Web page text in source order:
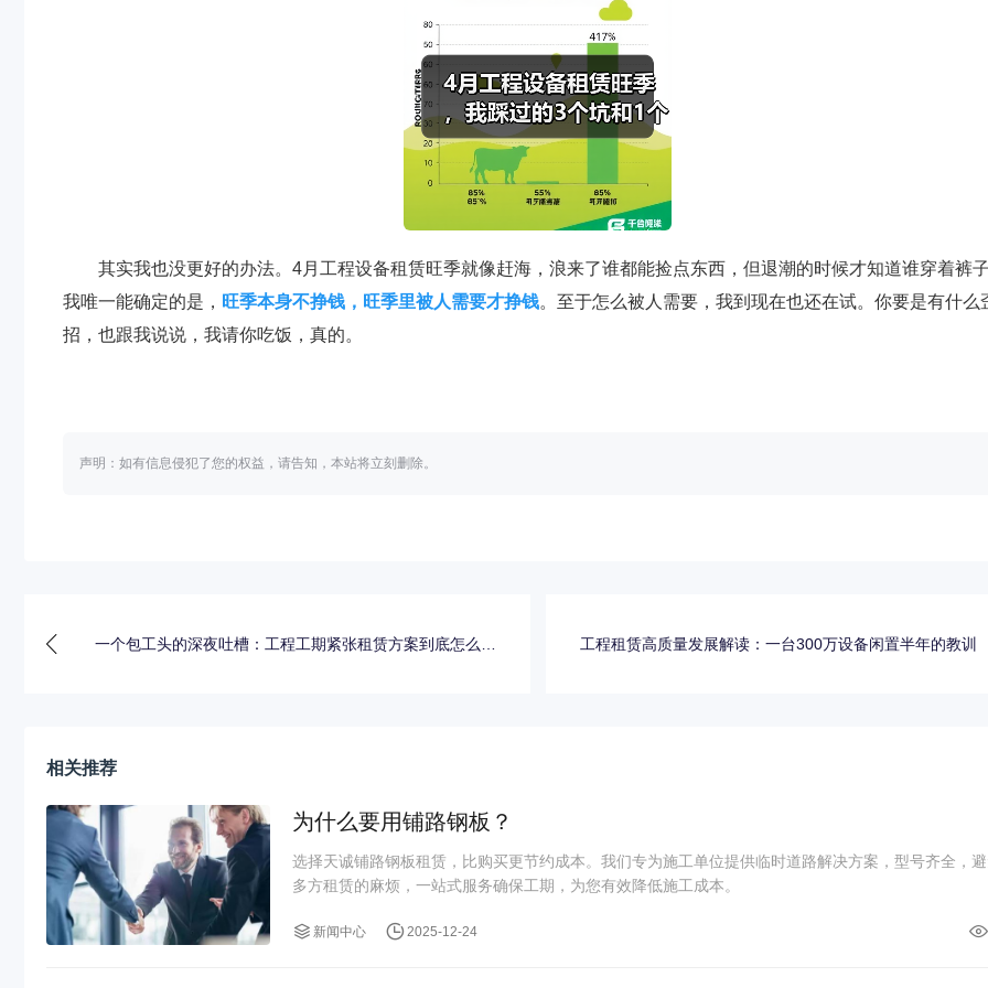
其实我也没更好的办法。4月工程设备租赁旺季就像赶海，浪来了谁都能捡点东西，但退潮的时候才知道谁穿着裤
我唯一能确定的是， 旺季本身不挣钱，旺季里被人需要才挣钱。至于怎么被人需要，我到现在也还在试。你要是有什么
招，也跟我说说，我请你吃饭，真的。
声明：如有信息侵犯了您的权益，请告知，本站将立刻删除。
一个包工头的深夜吐槽：工程工期紧张租赁方案到底怎么选
工程租赁高质量发展解读：一台300万设备闲置半年的教训
相关推荐
为什么要用铺路钢板？
选择天诚铺路钢板租赁，比购买更节约成本。我们专为施工单位提供临时道路解决方案，型号齐全，
多方租赁的麻烦，一站式服务确保工期，为您有效降低施工成本。
新闻中心 2025-12-24